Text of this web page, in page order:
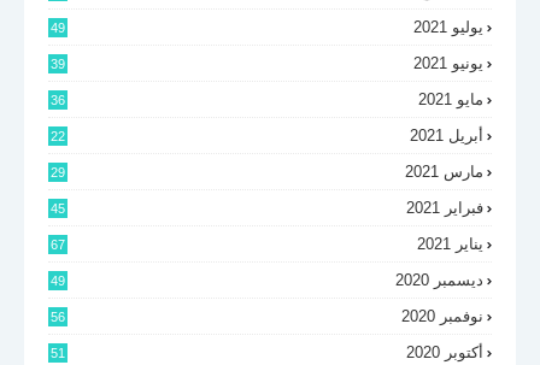
يوليو 2021 49
يونيو 2021 39
مايو 2021 36
أبريل 2021 22
مارس 2021 29
فبراير 2021 45
يناير 2021 67
ديسمبر 2020 49
نوفمبر 2020 56
أكتوبر 2020 51